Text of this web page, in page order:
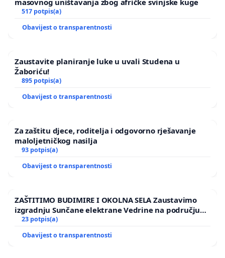
Mladen Lač
masovnog uništavanja zbog afričke svinjske kuge
517 potpis(a)
Obavijest o transparentnosti
Zaustavite planiranje luke u uvali Studena u
Žaboriću!
895 potpis(a)
Obavijest o transparentnosti
Za zaštitu djece, roditelja i odgovorno rješavanje
maloljetničkog nasilja
93 potpis(a)
Obavijest o transparentnosti
ZAŠTITIMO BUDIMIRE I OKOLNA SELA Zaustavimo
izgradnju Sunčane elektrane Vedrine na području
Ugljana
23 potpis(a)
Obavijest o transparentnosti